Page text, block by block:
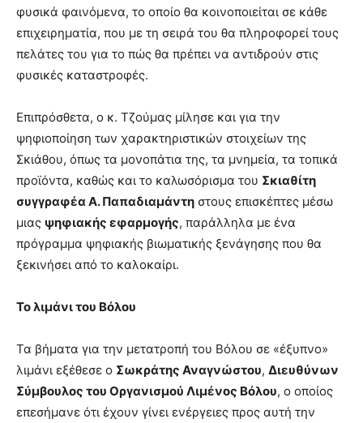
φυσικά φαινόμενα, το οποίο θα κοινοποιείται σε κάθε
επιχειρηματία, που με τη σειρά του θα πληροφορεί τους
πελάτες του για το πώς θα πρέπει να αντιδρούν στις
φυσικές καταστροφές.
Επιπρόσθετα, ο κ. Τζούμας μίλησε και για την
ψηφιοποίηση των χαρακτηριστικών στοιχείων της
Σκιάθου, όπως τα μονοπάτια της, τα μνημεία, τα τοπικά
προϊόντα, καθώς και το καλωσόρισμα του Σκιαθίτη
συγγραφέα Α. Παπαδιαμάντη στους επισκέπτες μέσω
μιας ψηφιακής εφαρμογής, παράλληλα με ένα
πρόγραμμα ψηφιακής βιωματικής ξενάγησης που θα
ξεκινήσει από το καλοκαίρι.
Το λιμάνι του Βόλου
Τα βήματα για την μετατροπή του Βόλου σε «έξυπνο»
λιμάνι εξέθεσε ο Σωκράτης Αναγνώστου, Διευθύνων
Σύμβουλος του Οργανισμού Λιμένος Βόλου, ο οποίος
επεσήμανε ότι έχουν γίνει ενέργειες προς αυτή την